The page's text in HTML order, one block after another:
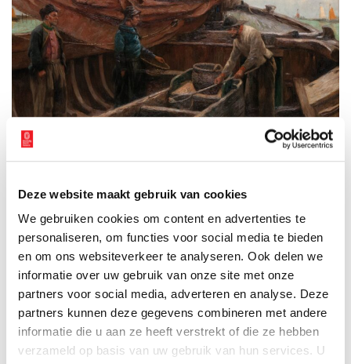
Deze website maakt gebruik van cookies
We gebruiken cookies om content en advertenties te
personaliseren, om functies voor social media te bieden
en om ons websiteverkeer te analyseren. Ook delen we
informatie over uw gebruik van onze site met onze
partners voor social media, adverteren en analyse. Deze
partners kunnen deze gegevens combineren met andere
informatie die u aan ze heeft verstrekt of die ze hebben
verzameld op basis van uw gebruik van hun services. U
Duurzame visser Hendrik Kramer
Een bijzonder onderdeel van de tentoonstelling is het
persoonlijke verhaal van Hendrik Kramer, de enige en wellicht
laatste beroepsvisser van Amsterdam. Hendrik, afkomstig uit een
zes generaties tellende vissersfamilie op Urk, zet zich in voor
duurzame visserij en kortere productieketens. Zijn verhaal
weerspiegelt de overgang van traditie naar innovatie en is in de
tentoonstelling te beluisteren.